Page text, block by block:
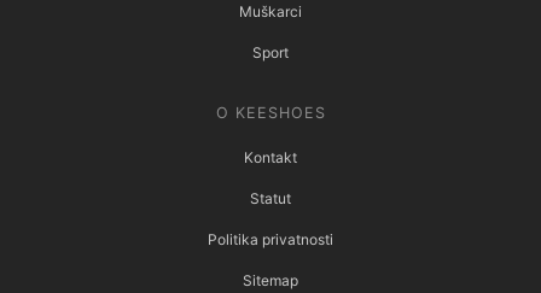
Muškarci
Sport
O KEESHOES
Kontakt
Statut
Politika privatnosti
Sitemap